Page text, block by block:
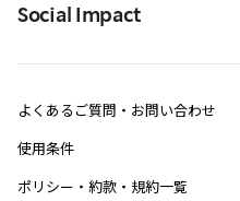
Social Impact
よくあるご質問・お問い合わせ
使用条件
ポリシー・約款・規約一覧